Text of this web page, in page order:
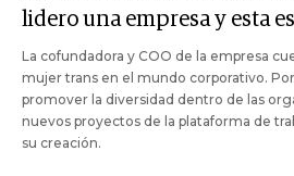
lidero una empresa y esta
La cofundadora y COO de la empresa
mujer trans en el mundo corporativo.
promover la diversidad dentro de las
nuevos proyectos de la plataforma de
su creación.